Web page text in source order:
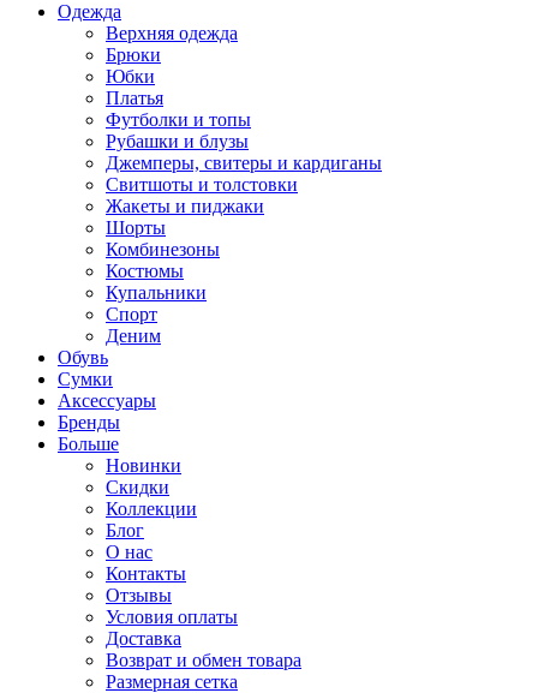
Одежда
Верхняя одежда
Брюки
Юбки
Платья
Футболки и топы
Рубашки и блузы
Джемперы, свитеры и кардиганы
Свитшоты и толстовки
Жакеты и пиджаки
Шорты
Комбинезоны
Костюмы
Купальники
Спорт
Деним
Обувь
Сумки
Аксессуары
Бренды
Больше
Новинки
Скидки
Коллекции
Блог
О нас
Контакты
Отзывы
Условия оплаты
Доставка
Возврат и обмен товара
Размерная сетка